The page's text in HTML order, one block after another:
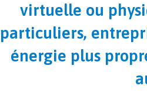
virtuelle ou
particuliers,
énergie plus